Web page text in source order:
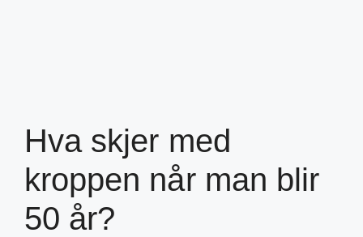
Hva skjer med
kroppen når man blir
50 år?